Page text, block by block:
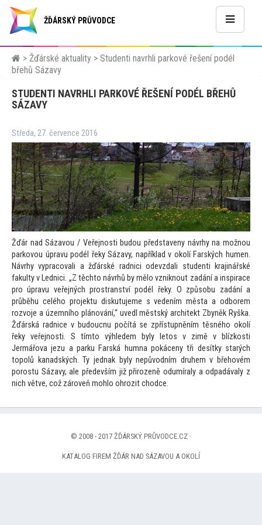
ŽĎÁRSKÝ PRŮVODCE
> Žďárské aktuality > Studenti navrhli parkové řešení podél
břehů Sázavy
STUDENTI NAVRHLI PARKOVÉ ŘEŠENÍ PODÉL BŘEHŮ
SÁZAVY
Středa, 27. července 2016
Žďár nad Sázavou / Veřejnosti budou představeny návrhy na možnou
parkovou úpravu podél řeky Sázavy, například v okolí Farských humen.
Návrhy vypracovali a žďárské radnici odevzdali studenti krajinářské
fakulty v Lednici. „Z těchto návrhů by mělo vzniknout zadání a inspirace
pro úpravu veřejných prostranství podél řeky. O způsobu zadání a
průběhu celého projektu diskutujeme s vedením města a odborem
rozvoje a územního plánování,“ uvedl městský architekt Zbyněk Ryška.
Žďárská radnice v budoucnu počítá se zpřístupněním těsného okolí
řeky veřejnosti. S tímto výhledem byly letos v zimě v blízkosti
Jermářova jezu a parku Farská humna pokáceny tři desítky starých
topolů kanadských. Ty jednak byly nepůvodním druhem v břehovém
porostu Sázavy, ale především již přirozeně odumíraly a odpadávaly z
nich větve, což zároveň mohlo ohrozit chodce.
© 2008 - 2017 ŽĎÁRSKÝ PRŮVODCE.CZ ·
KATALOG FIREM ŽĎÁR NAD SÁZAVOU A OKOLÍ